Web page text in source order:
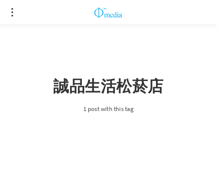
誠品生活松菸店
1 post with this tag